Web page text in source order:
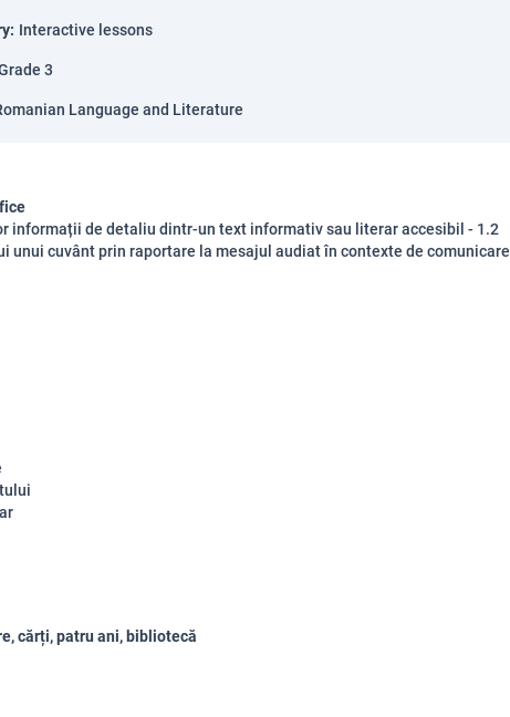
: Interactive lessons
3
Language and Literature
informații de detaliu dintr-un text informativ sau literar accesibil - 1.2
unui cuvânt prin raportare la mesajul audiat în contexte de comunicare
cărți, patru ani, bibliotecă